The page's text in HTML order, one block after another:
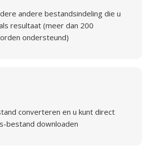
andere bestandsindeling die u
resultaat (meer dan 200
ondersteund)
converteren en u kunt direct
bestand downloaden